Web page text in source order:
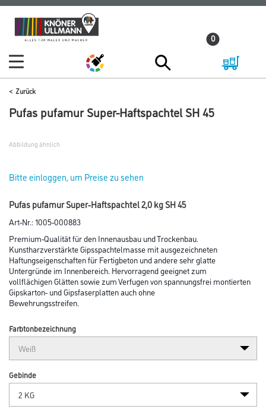
Zum
Inhalt
Zum
Navigationsmenü
0
Zurück
Pufas pufamur Super-Haftspachtel SH 45
Abbildung ähnlich
Bitte einloggen, um Preise zu sehen
Pufas pufamur Super-Haftspachtel 2,0 kg SH 45
Art-Nr.:1005-000883
Premium-Qualität für den Innenausbau und Trockenbau.
Kunstharzverstärkte Gipsspachtelmasse mit ausgezeichneten
Haftungseigenschaften für Fertigbeton und andere sehr glatte
Untergründe im Innenbereich. Hervorragend geeignet zum
vollflächigen Glätten sowie zum Verfugen von spannungsfrei montierten
Gipskarton- und Gipsfaserplatten auch ohne
Bewehrungsstreifen.
Farbtonbezeichnung
Gebinde